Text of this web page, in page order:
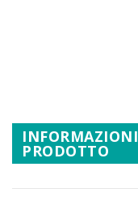
immagini
INFORMAZIONI
PRODOTTO